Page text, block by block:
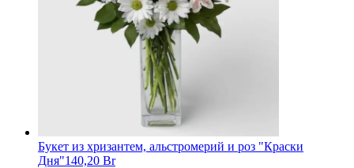
Букет из хризантем, альстромерий и роз "Краски
Дня"140,20 Br